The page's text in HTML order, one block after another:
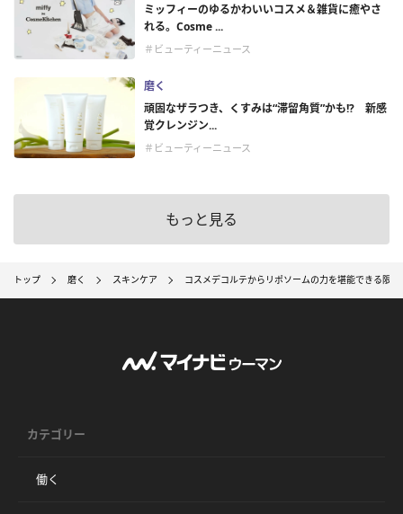
ミッフィーのゆるかわいいコスメ＆雑貨に癒やさ
れる。Cosme ...
＃ビューティーニュース
磨く
頑固なザラつき、くすみは“滞留角質”かも!? 新感
覚クレンジン...
＃ビューティーニュース
もっと見る
トップ 磨く スキンケア コスメデコルテからリポソームの力を堪能できる限
カテゴリー
働く